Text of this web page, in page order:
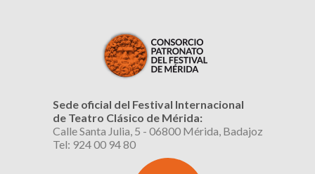
Sede oficial del Festival Internacional
de Teatro Clásico de Mérida:
Calle Santa Julia, 5 - 06800 Mérida, Badajoz
Tel: 924 00 94 80